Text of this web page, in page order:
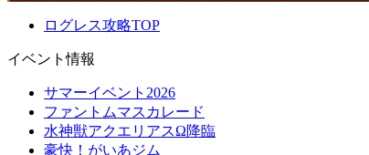
ログレス攻略TOP
イベント情報
サマーイベント2026
ファントムマスカレード
水神獣アクエリアスΩ降臨
豪快！がいあジム